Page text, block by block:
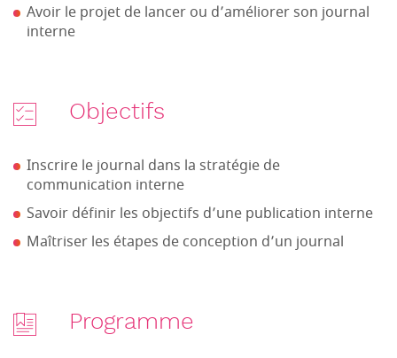
Avoir le projet de lancer ou d’améliorer son journal
interne
Objectifs
Inscrire le journal dans la stratégie de
communication interne
Savoir définir les objectifs d’une publication interne
Maîtriser les étapes de conception d’un journal
Programme